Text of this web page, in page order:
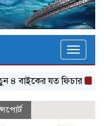
Toggle
যত ফিচার